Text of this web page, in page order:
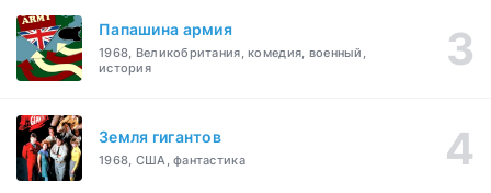
Папашина армия
1968, Великобритания, комедия, военный,
история
Земля гигантов
1968, США, фантастика